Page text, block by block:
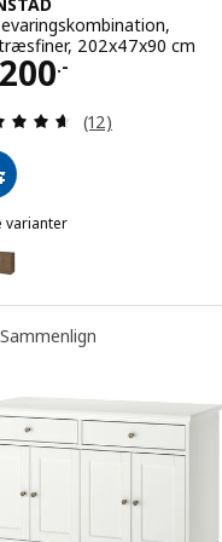
Anmeldelser i alt:
202x47x90 cm
.-
4200.-
Anmeld: 4.6 ud
(12)
varianter
TONSTAD,
Sammenlign